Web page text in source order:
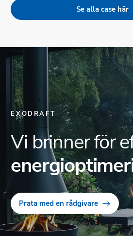
Se alla case här
EXODRAFT
Vi brinner för
Prata med en rådgivare